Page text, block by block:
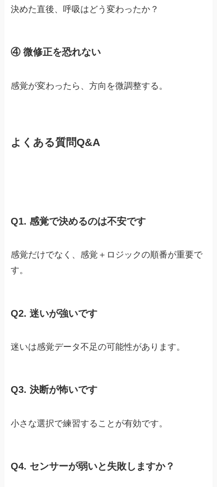
決めた直後、呼吸はどう変わったか？
④ 微修正を恐れない
感覚が変わったら、方向を微調整する。
よくある質問Q&A
Q1. 感覚で決めるのは不安です
感覚だけでなく、感覚＋ロジックの順番が重要で
す。
Q2. 迷いが強いです
迷いは感覚データ不足の可能性があります。
Q3. 決断が怖いです
小さな選択で練習することが有効です。
Q4. センサーが弱いと失敗しますか？